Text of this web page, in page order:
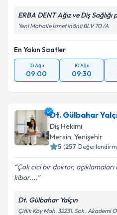
ERBA DENT Ağız ve Diş Sağlığı
Yeni Mahalle İsmet inönü BLV 70 /A
En Yakın Saatler
10 Ağu
09:00
10 Ağu
09:30
Dt. Gülbahar
Diş Hekimi
Mersin, Yenişehir
5 (257
Çok cici bir doktor, açıklamaları
kibar....
Dt. Gülbahar Yalçın
Çiflik Köy Mah. 32231. Sok . Akademi